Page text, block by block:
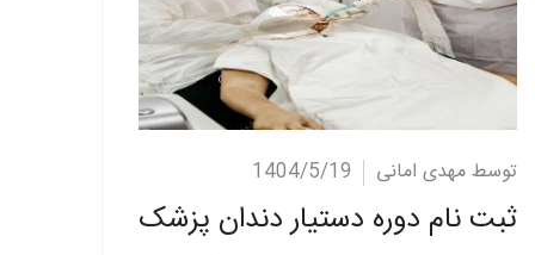
ادامه مطلب توسط مهدی امانی 1404/5/19
ثبت نام دوره دستیار دندان پزشک